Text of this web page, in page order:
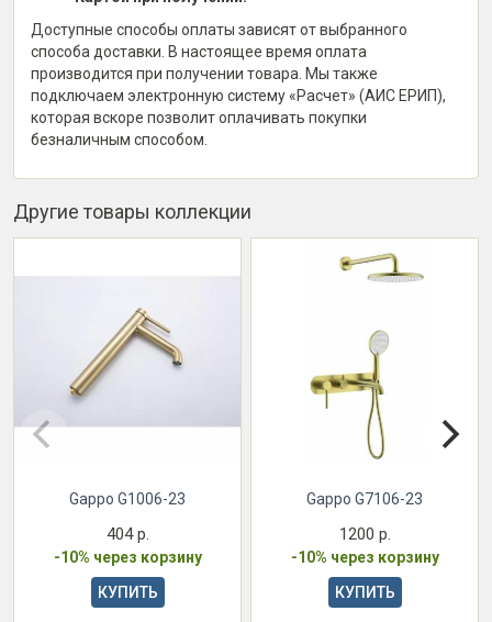
Доступные способы оплаты зависят от выбранного
способа доставки. В настоящее время оплата
производится при получении товара. Мы также
подключаем электронную систему «Расчет» (АИС ЕРИП),
которая вскоре позволит оплачивать покупки
безналичным способом.
Другие товары коллекции
Gappo G1006-23
404 р.
-10% через корзину
КУПИТЬ
Gappo G7106-23
1200 р.
-10% через корзину
КУПИТЬ